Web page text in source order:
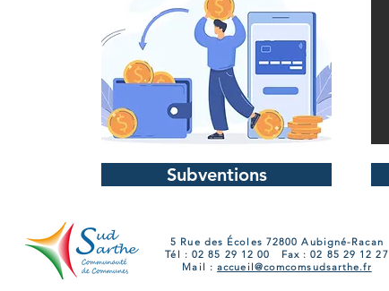
Subventions
5 Rue des Écoles 72800 Aubigné-Racan
Tél : 02 85 29 12 00 Fax : 02 85 29 12 27
Mail :accueil@comcomsudsarthe.fr